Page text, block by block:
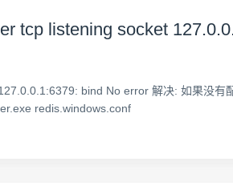
tcp listening socket
bind No error 解决: 如果没
redis.windows.conf